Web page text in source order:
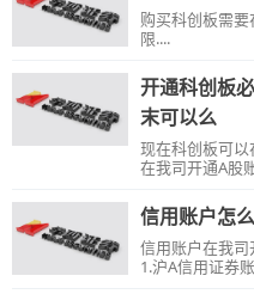
购买科创板需
限....
开通科创板
末可以么
现在科创板可
在我司开通A股
信用账户怎
信用账户在我司
1.沪A信用证券